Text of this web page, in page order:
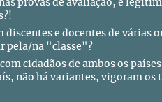
provas de avaliação, é
e docentes de várias
pela/na "classe"?
cidadãos de ambos os
não há variantes, vigoram os